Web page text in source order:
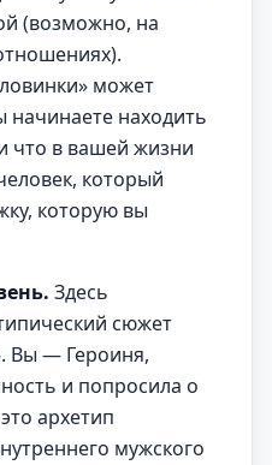
(возможно, на
может
начинаете находить
что в вашей жизни
который
которую вы
Здесь
сюжет
Вы — Героиня,
и попросила о
архетип
мужского